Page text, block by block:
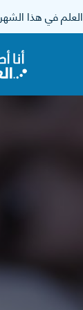
العلم في هذا الشهر